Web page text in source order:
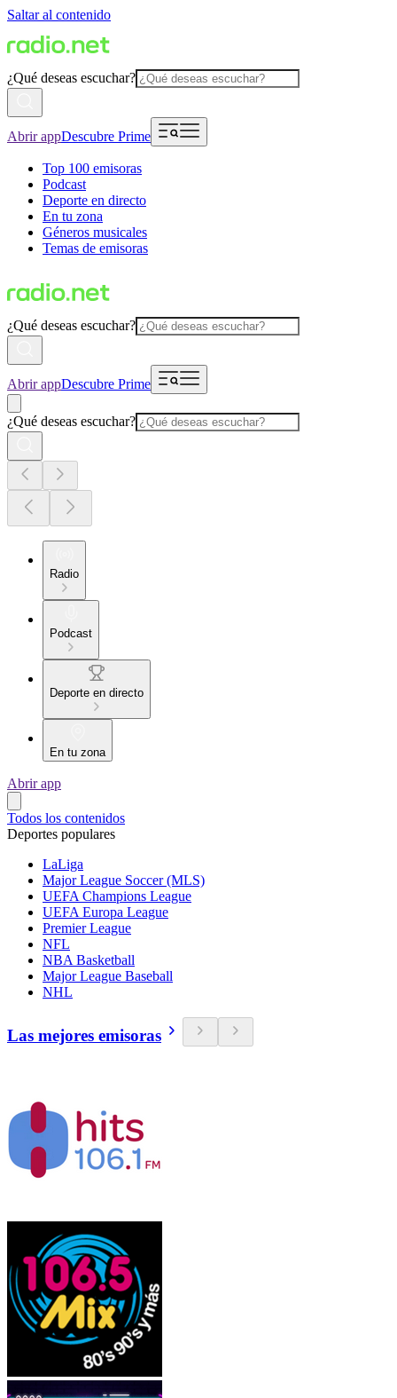
Saltar al contenido
¿Qué deseas escuchar?
Abrir appDescubre Prime
Top 100 emisoras
Podcast
Deporte en directo
En tu zona
Géneros musicales
Temas de emisoras
¿Qué deseas escuchar?
Abrir appDescubre Prime
¿Qué deseas escuchar?
Radio
Podcast
Deporte en directo
En tu zona
Abrir app
Todos los contenidos
Deportes populares
LaLiga
Major League Soccer (MLS)
UEFA Champions League
UEFA Europa League
Premier League
NFL
NBA Basketball
Major League Baseball
NHL
Las mejores emisoras